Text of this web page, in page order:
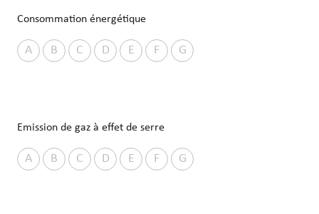
Consommation énergétique
A B C D E F G
Emission de gaz à effet de serre
A B C D E F G